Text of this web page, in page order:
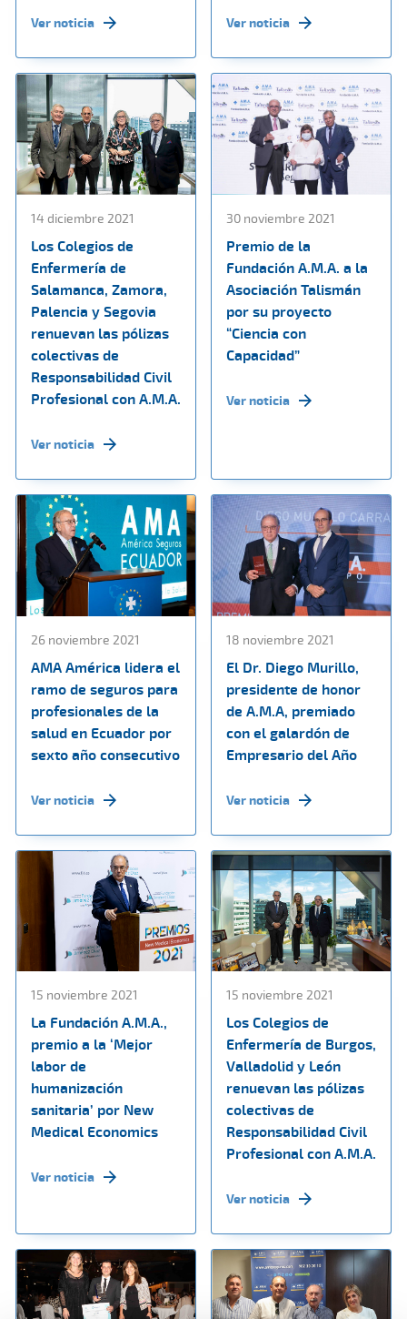
Ver noticia Ver noticia
14 diciembre 2021
Los Colegios de
Enfermería de
Salamanca, Zamora,
Palencia y Segovia
renuevan las pólizas
colectivas de
Responsabilidad Civil
Profesional con A.M.A.
Ver noticia
30 noviembre 2021
Premio de la
Fundación A.M.A. a la
Asociación Talismán
por su proyecto
“Ciencia con
Capacidad”
Ver noticia
26 noviembre 2021
AMA América lidera el
ramo de seguros para
profesionales de la
salud en Ecuador por
sexto año consecutivo
Ver noticia
18 noviembre 2021
El Dr. Diego Murillo,
presidente de honor
de A.M.A, premiado
con el galardón de
Empresario del Año
Ver noticia
15 noviembre 2021
La Fundación A.M.A.,
premio a la ‘Mejor
labor de
humanización
sanitaria’ por New
Medical Economics
Ver noticia
15 noviembre 2021
Los Colegios de
Enfermería de Burgos,
Valladolid y León
renuevan las pólizas
colectivas de
Responsabilidad Civil
Profesional con A.M.A.
Ver noticia